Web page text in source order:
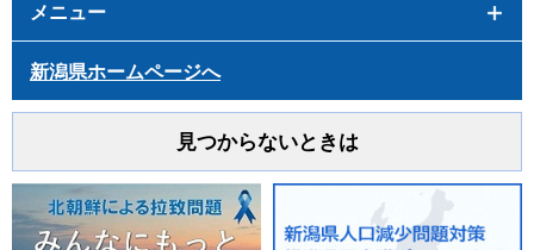
メニュー
新潟県ホームページへ
見つからないときは